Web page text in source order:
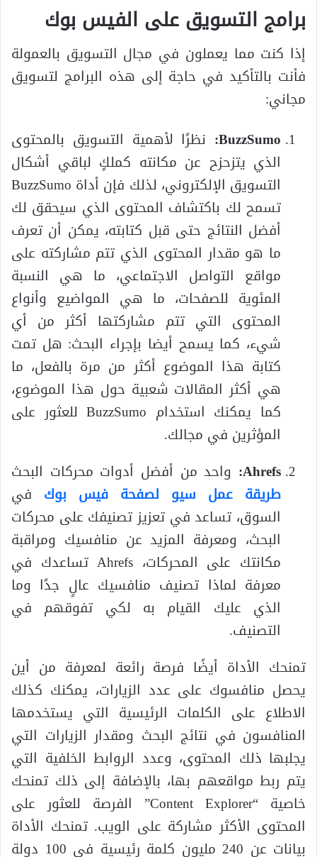
برامج التسويق على الفيس بوك
إذا كنت مما يعملون في مجال التسويق بالعمولة
فأنت بالتأكيد في حاجة إلى هذه البرامج لتسويق
مجاني:
BuzzSumo: نظرًا لأهمية التسويق بالمحتوى
الذي يتزحزح عن مكانته كملكٍ لباقي أشكال
التسويق الإلكتروني، لذلك فإن أداة BuzzSumo
تسمح لك باكتشاف المحتوى الذي سيحقق لك
أفضل النتائج حتى قبل كتابته، يمكن أن تعرف
ما هو مقدار المحتوى الذي تتم مشاركته على
مواقع التواصل الاجتماعي، ما هي النسبة
المئوية للصفحات، ما هي المواضيع وأنواع
المحتوى التي تتم مشاركتها أكثر من أي
شيء، كما يسمح أيضا بإجراء البحث: هل تمت
كتابة هذا الموضوع أكثر من مرة بالفعل، ما
هي أكثر المقالات شعبية حول هذا الموضوع،
كما يمكنك استخدام BuzzSumo للعثور على
المؤثرين في مجالك.
Ahrefs: واحد من أفضل أدوات محركات البحث
طريقة عمل سيو لصفحة فيس بوك في
السوق، تساعد في تعزيز تصنيفك على محركات
البحث، ومعرفة المزيد عن منافسيك ومراقبة
مكانتك على المحركات، Ahrefs تساعدك في
معرفة لماذا تصنيف منافسيك عالٍ جدًا وما
الذي عليك القيام به لكي تفوقهم في
التصنيف.
تمنحك الأداة أيضًا فرصة رائعة لمعرفة من أين
يحصل منافسوك على عدد الزيارات، يمكنك كذلك
الاطلاع على الكلمات الرئيسية التي يستخدمها
المنافسون في نتائج البحث ومقدار الزيارات التي
يجلبها ذلك المحتوى، وعدد الروابط الخلفية التي
يتم ربط مواقعهم بها، بالإضافة إلى ذلك تمنحك
خاصية “Content Explorer” الفرصة للعثور على
المحتوى الأكثر مشاركة على الويب. تمنحك الأداة
بيانات عن 240 مليون كلمة رئيسية في 100 دولة